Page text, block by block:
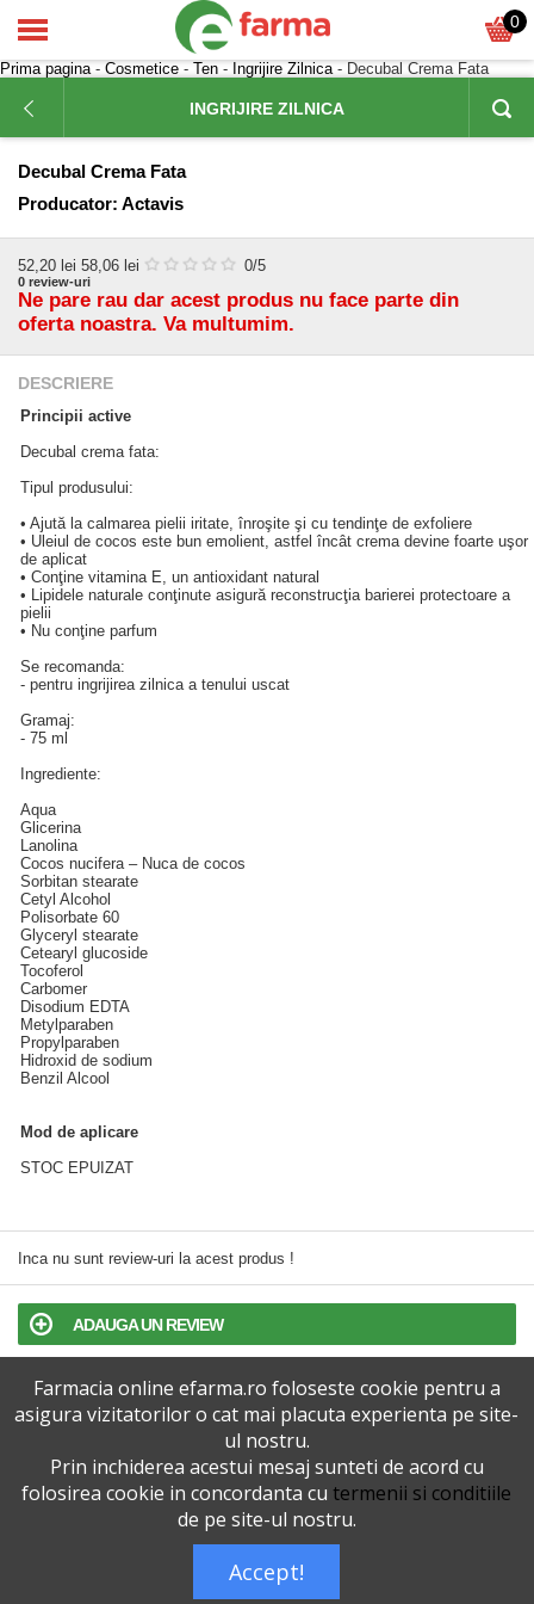
0
Prima pagina- Cosmetice - Ten - Ingrijire Zilnica- Decubal Crema Fata
INGRIJIRE ZILNICA
Decubal Crema Fata
Producator: Actavis
52,20 lei 58,06 lei 0/5
0 review-uri
Ne pare rau dar acest produs nu face parte din
oferta noastra. Va multumim.
DESCRIERE
Principii active
Decubal crema fata:
Tipul produsului:
• Ajută la calmarea pielii iritate, înroşite şi cu tendinţe de exfoliere
• Uleiul de cocos este bun emolient, astfel încât crema devine foarte uşor
de aplicat
• Conţine vitamina E, un antioxidant natural
• Lipidele naturale conţinute asigură reconstrucţia barierei protectoare a
pielii
• Nu conţine parfum
Se recomanda:
- pentru ingrijirea zilnica a tenului uscat
Gramaj:
- 75 ml
Ingrediente:
Aqua
Glicerina
Lanolina
Cocos nucifera – Nuca de cocos
Sorbitan stearate
Cetyl Alcohol
Polisorbate 60
Glyceryl stearate
Cetearyl glucoside
Tocoferol
Carbomer
Disodium EDTA
Metylparaben
Propylparaben
Hidroxid de sodium
Benzil Alcool
Mod de aplicare
STOC EPUIZAT
Inca nu sunt review-uri la acest produs !
ADAUGA UN REVIEW
TERMENI SI CONDITII
POLITICA DE CONFIDENTIALITATE
VERSIUNEA DESKTOP
Farmacia online efarma.ro foloseste cookie pentru a
asigura vizitatorilor o cat mai placuta experienta pe site-
ul nostru.
Prin inchiderea acestui mesaj sunteti de acord cu
folosirea cookie in concordanta cu termenii si conditiile
de pe site-ul nostru.
Accept!